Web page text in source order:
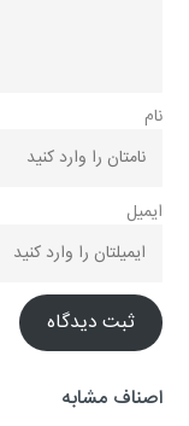
نام
ایمیل
ثبت دیدگاه
اصناف مشابه